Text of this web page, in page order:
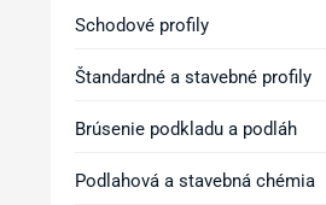
Schodové profily
Štandardné a stavebné profily
Brúsenie podkladu a podláh
Podlahová a stavebná chémia